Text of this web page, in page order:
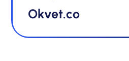
Okvet.co